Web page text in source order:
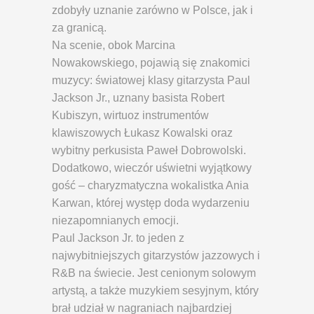
zdobyły uznanie zarówno w Polsce, jak i
za granicą.
Na scenie, obok Marcina
Nowakowskiego, pojawią się znakomici
muzycy: światowej klasy gitarzysta Paul
Jackson Jr., uznany basista Robert
Kubiszyn, wirtuoz instrumentów
klawiszowych Łukasz Kowalski oraz
wybitny perkusista Paweł Dobrowolski.
Dodatkowo, wieczór uświetni wyjątkowy
gość – charyzmatyczna wokalistka Ania
Karwan, której występ doda wydarzeniu
niezapomnianych emocji.
Paul Jackson Jr. to jeden z
najwybitniejszych gitarzystów jazzowych i
R&B na świecie. Jest cenionym solowym
artystą, a także muzykiem sesyjnym, który
brał udział w nagraniach najbardziej